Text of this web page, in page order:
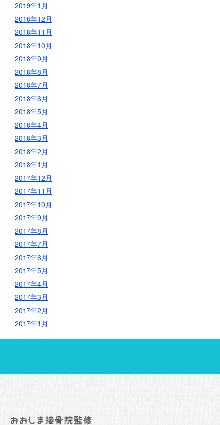
2019年1月
2018年12月
2018年11月
2018年10月
2018年9月
2018年8月
2018年7月
2018年6月
2018年5月
2018年4月
2018年3月
2018年2月
2018年1月
2017年12月
2017年11月
2017年10月
2017年9月
2017年8月
2017年7月
2017年6月
2017年5月
2017年4月
2017年3月
2017年2月
2017年1月